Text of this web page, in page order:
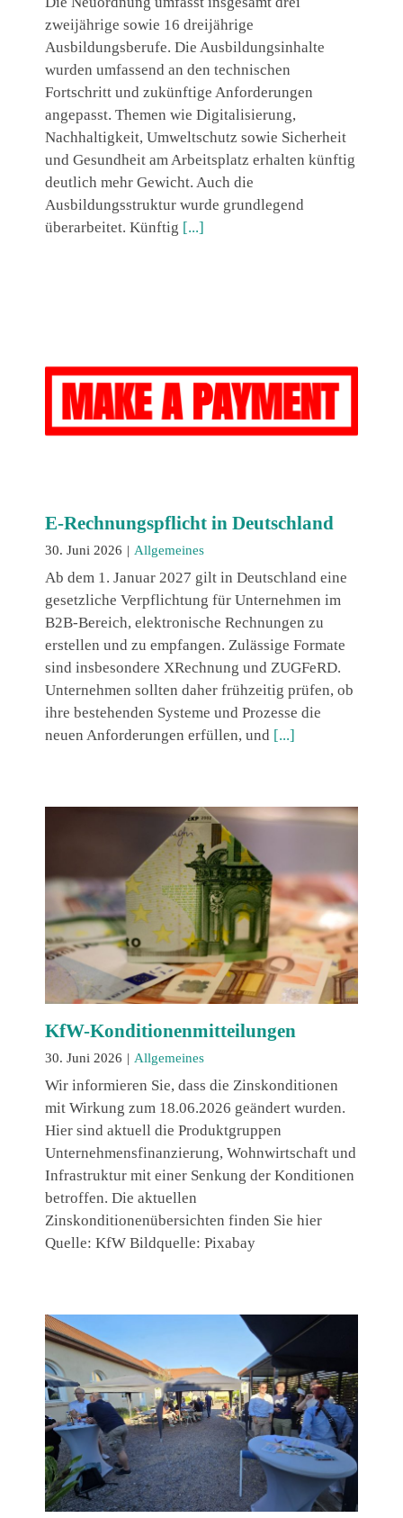
zweijährige sowie 16 dreijährige
Ausbildungsberufe. Die Ausbildungsinhalte
wurden umfassend an den technischen
Fortschritt und zukünftige Anforderungen
angepasst. Themen wie Digitalisierung,
Nachhaltigkeit, Umweltschutz sowie Sicherheit
und Gesundheit am Arbeitsplatz erhalten künftig
deutlich mehr Gewicht. Auch die
Ausbildungsstruktur wurde grundlegend
überarbeitet. Künftig [...]
E-Rechnungspflicht in Deutschland
30. Juni 2026 | Allgemeines
Ab dem 1. Januar 2027 gilt in Deutschland eine
gesetzliche Verpflichtung für Unternehmen im
B2B-Bereich, elektronische Rechnungen zu
erstellen und zu empfangen. Zulässige Formate
sind insbesondere XRechnung und ZUGFeRD.
Unternehmen sollten daher frühzeitig prüfen, ob
ihre bestehenden Systeme und Prozesse die
neuen Anforderungen erfüllen, und [...]
KfW-Konditionenmitteilungen
30. Juni 2026 | Allgemeines
Wir informieren Sie, dass die Zinskonditionen
mit Wirkung zum 18.06.2026 geändert wurden.
Hier sind aktuell die Produktgruppen
Unternehmensfinanzierung, Wohnwirtschaft und
Infrastruktur mit einer Senkung der Konditionen
betroffen. Die aktuellen
Zinskonditionenübersichten finden Sie hier
Quelle: KfW Bildquelle: Pixabay